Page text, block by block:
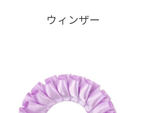
ウィンザー